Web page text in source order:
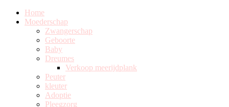
Home
Moederschap
Zwangerschap
Geboorte
Baby
Dreumes
Verkoop meerijdplank
Peuter
kleuter
Adoptie
Pleegzorg